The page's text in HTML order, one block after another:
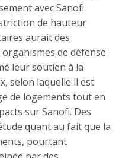
avec Sanofi
de hauteur
aurait des
de défense
leur soutien à la
selon laquelle il est
de logements tout en
sur Sanofi. Des
quant au fait que la
pourtant